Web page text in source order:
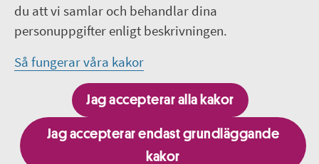
du att vi samlar och behandlar dina
personuppgifter enligt beskrivningen.
Så fungerar våra kakor
Jag accepterar alla kakor
Jag accepterar endast grundläggande
kakor
Genvägar
Till dig som har självmordstankar - 1177.se
Om webbplatsen